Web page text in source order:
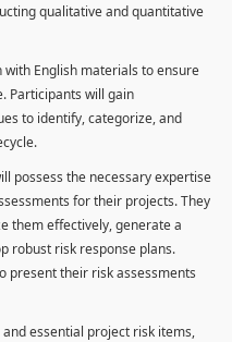
qualitative and quantitative
English materials to ensure
Participants will gain
to identify, categorize, and
possess the necessary expertise
for their projects. They
them effectively, generate a
robust risk response plans.
present their risk assessments
essential project risk items,